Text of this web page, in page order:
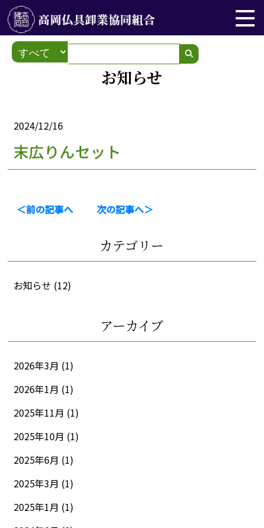
お知らせ
2024/12/16
末広りんセット
＜前の記事へ 次の記事へ＞
カテゴリー
お知らせ (12)
アーカイブ
2026年3月 (1)
2026年1月 (1)
2025年11月 (1)
2025年10月 (1)
2025年6月 (1)
2025年3月 (1)
2025年1月 (1)